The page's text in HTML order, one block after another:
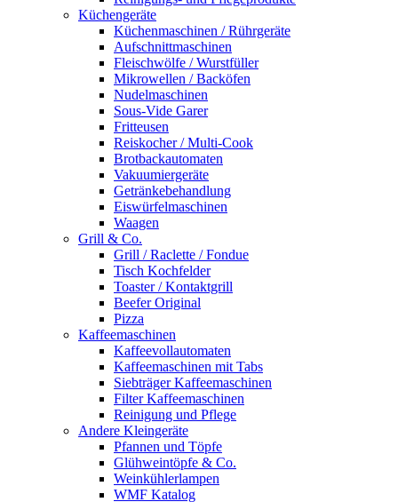
Küchengeräte
Küchenmaschinen / Rührgeräte
Aufschnittmaschinen
Fleischwölfe / Wurstfüller
Mikrowellen / Backöfen
Nudelmaschinen
Sous-Vide Garer
Fritteusen
Reiskocher / Multi-Cook
Brotbackautomaten
Vakuumiergeräte
Getränkebehandlung
Eiswürfelmaschinen
Waagen
Grill & Co.
Grill / Raclette / Fondue
Tisch Kochfelder
Toaster / Kontaktgrill
Beefer Original
Pizza
Kaffeemaschinen
Kaffeevollautomaten
Kaffeemaschinen mit Tabs
Siebträger Kaffeemaschinen
Filter Kaffeemaschinen
Reinigung und Pflege
Andere Kleingeräte
Pfannen und Töpfe
Glühweintöpfe & Co.
Weinkühlerlampen
WMF Katalog